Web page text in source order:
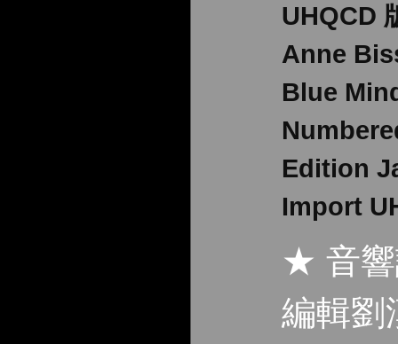
UHQCD
Anne
Blue
Edition
Import
★ 音
編輯劉